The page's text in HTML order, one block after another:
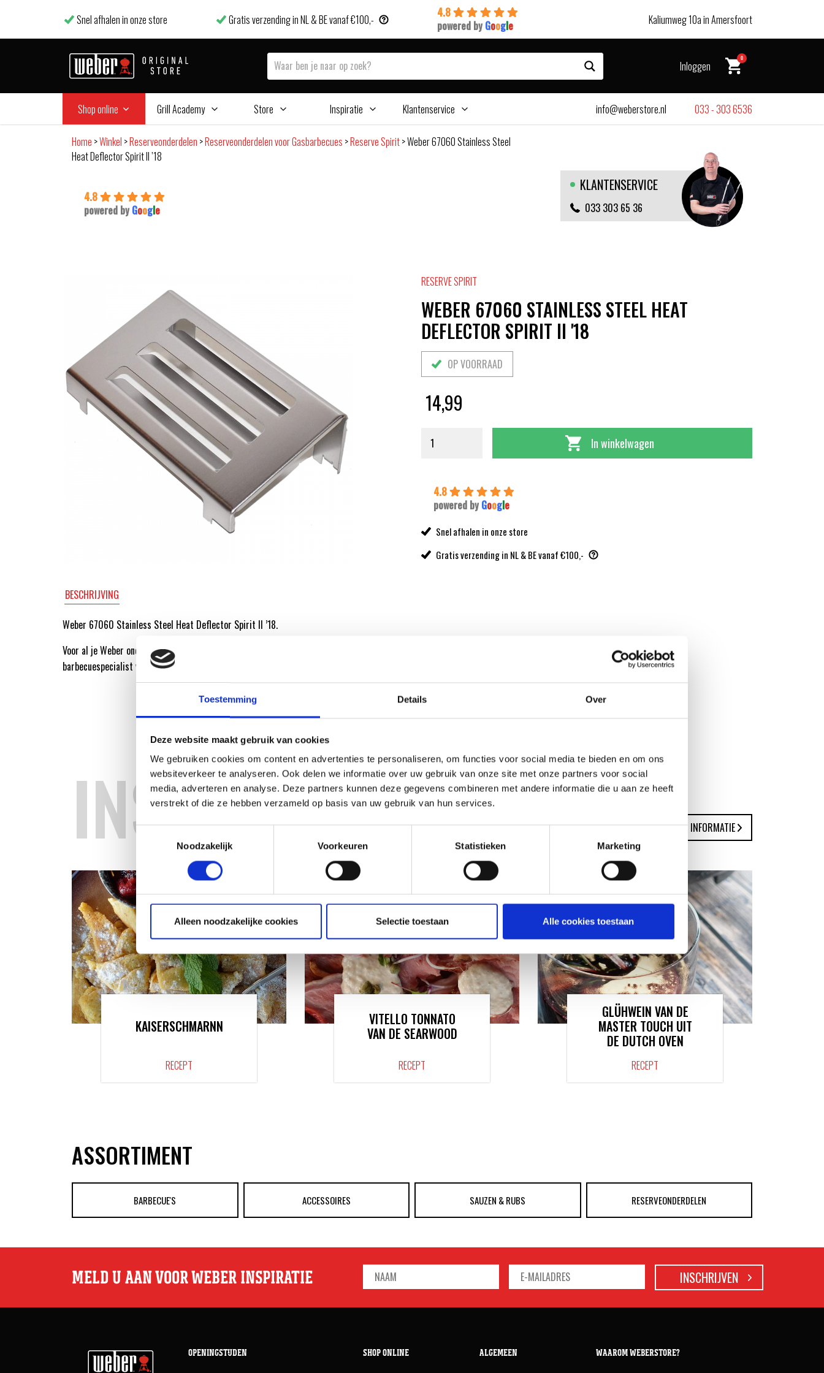
Toestemming Details Over
Deze website maakt gebruik van cookies
We gebruiken cookies om content en advertenties te personaliseren, om functies voor social media te bieden en om ons
websiteverkeer te analyseren. Ook delen we informatie over uw gebruik van onze site met onze partners voor social
media, adverteren en analyse. Deze partners kunnen deze gegevens combineren met andere informatie die u aan ze heeft
verstrekt of die ze hebben verzameld op basis van uw gebruik van hun services.
Toestemmingsselectie
Noodzakelijk
Voorkeuren Statistieken Marketing
Alleen noodzakelijke cookies Selectie toestaan Alle cookies toestaan
Snel afhalen in onze store Gratis verzending in NL & BE vanaf €100,-
4.8
powered by Google Kaliumweg 10a in Amersfoort
Inloggen
0
Shop online Grill Academy Store Inspiratie Klantenservice info@weberstore.nl 033 - 303 6536
Home >Winkel >Reserveonderdelen >Reserveonderdelen voor Gasbarbecues >Reserve Spirit>Weber 67060 Stainless Steel
Heat Deflector Spirit II ’18
4.8
powered by Google
KLANTENSERVICE
033 303 65 36
BESCHRIJVING
Weber 67060 Stainless Steel Heat Deflector Spirit II ’18.
Voor al je Weber onderdelen ga je naar de Weber Original Store. De Weber
barbecuespecialist van Nederland.
RESERVE SPIRIT
WEBER 67060 STAINLESS STEEL HEAT
DEFLECTOR SPIRIT II '18
OP VOORRAAD
14,99
In winkelwagen
4.8
powered by Google
Snel afhalen in onze store
Gratis verzending in NL & BE vanaf €100,-
INSPIRATIE MEER INFORMATIE
KAISERSCHMARNN
RECEPT
VITELLO TONNATO
VAN DE SEARWOOD
RECEPT
GLÜHWEIN VAN DE
MASTER TOUCH UIT
DE DUTCH OVEN
RECEPT
ASSORTIMENT
BARBECUE'S ACCESSOIRES SAUZEN & RUBS RESERVEONDERDELEN
MELD U AAN VOOR WEBER INSPIRATIE
OPENINGSTIJDEN SHOP ONLINE ALGEMEEN WAAROM WEBERSTORE?